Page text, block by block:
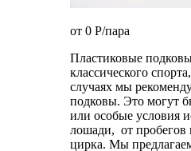
от 0 P/пара
Пластиковые
классического
случаях мы
подковы. Это могут
или особые условия
лошади, от пробегов
цирка. Мы